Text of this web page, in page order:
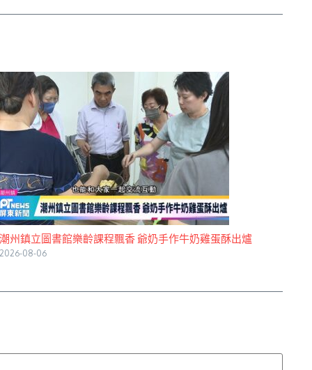
潮州鎮立圖書館樂齡課程飄香 爺奶手作牛奶雞蛋酥出爐
2026-08-06